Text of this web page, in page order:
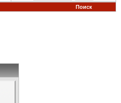
Поиск